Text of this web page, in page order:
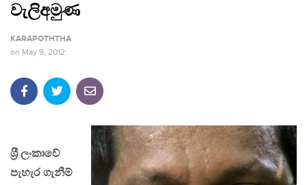
වැලිඅමුණ
KARAPOTHTHA
on May 9, 2012
ශ‍්‍රී ලංකාවේ
පැහැර ගැනීම්